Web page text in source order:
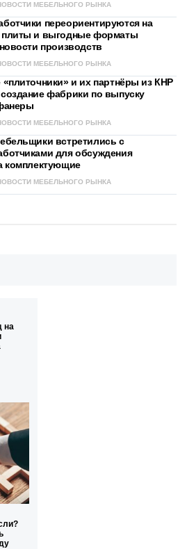
МЕБЕЛЬНОГО РЫНКА
переориентируются на
и выгодные форматы
производств
МЕБЕЛЬНОГО РЫНКА
«плиточники» и их партнёры из КНР
фабрики по выпуску
МЕБЕЛЬНОГО РЫНКА
встретились с
для обсуждения
комплектующие
МЕБЕЛЬНОГО РЫНКА
на